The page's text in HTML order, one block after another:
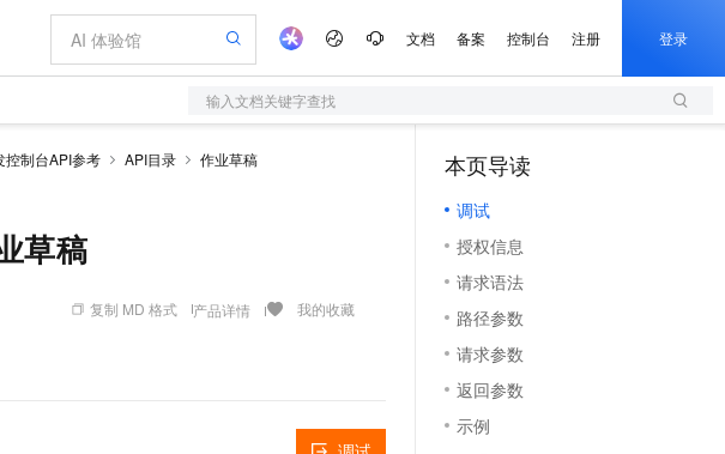
文档 备案 控制台 注册 登录
输入文档关键字查找
控制台API参考 API目录
作业草稿
草稿
复制 MD 格式 产品详情 我的收藏
本页导读
调试
授权信息
请求语法
路径参数
请求参数
返回参数
示例
大模型服务平台百炼
利器
图片和视频生成 语音识别与合成
Qwen3-TTS-Flash
100%兼容MySQL、PostgreSQL，兼容Oracle，支持集中和分布式
轻量应用服务器
数字证书管理服务（原SSL证书）
实现全站HTTPS，呈现可信的WEB访问
短信服务
大数据开发治理平台 DataWorks
型
队
以可视化方式快速构建移动和 PC 门户网站
一句话生成原生可编辑精美 PPT 文稿
输入一句话想法, 轻松生成专业的 PPT
一键部署幻兽帕鲁游戏服务器
一键购买专属联机服务器，轻松开启游戏
漫剧工坊：一站式动画创作平台
快速生产连贯的高质量长漫剧
10 分钟搭建微信、支付宝小程序
高效部署网站，快速应用到小程序
司成长
10 倍，夜间低至2折
AI 场景体验
0 代码专业建站，无忧落地极速上线
AI 活动
AI 生产力先锋
先锋实践拓展 AI 生产力的边界
飞天发布时刻
所见，即是所愿
AI 实训营
从基础到进阶，Agent 创客手把手教你
创新加速
配置报价器
阿里云 OPC 创新助力计划
Token 补贴，五大权
益加速 OPC 成功
基础软件
Docker
专业服务
公司注册
上云迁移
代维服务
产品伙伴合作计划
数据库合作计划
服务伙伴合作计划
Al MaaS 服务伙伴赋能合作
伙伴信用分合作计划
更多支持
合作伙伴培训与认证
查询合作伙伴
登录合作伙伴管理后台
阿里云认证 开发者社区
镜像站
我要反馈
我要建议
市场活动
活动全景
加入我们
校园招聘